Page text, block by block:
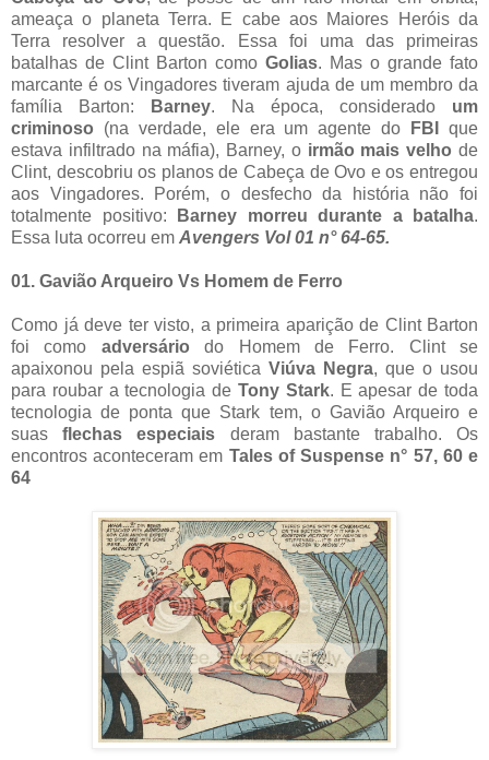
ameaça o planeta Terra. E cabe aos Maiores Heróis da
Terra resolver a questão. Essa foi uma das primeiras
batalhas de Clint Barton como Golias. Mas o grande fato
marcante é os Vingadores tiveram ajuda de um membro da
família Barton:
Barney. Na época, considerado um
criminoso (na verdade, ele era um agente do FBI
que
estava infiltrado na máfia), Barney, oirmão mais velho de
Clint, descobriu os planos de Cabeça de Ovo e os entregou
aos Vingadores. Porém, o desfecho da história não foi
totalmente positivo:
Barney morreu durante a batalha.
Essa luta ocorreu em Avengers Vol 01 n° 64-65.
01. Gavião Arqueiro Vs Homem de Ferro
Como já deve ter visto, a primeira aparição de Clint Barton
foi como adversáriodo Homem de Ferro. Clint se
apaixonou pela espiã soviética Viúva Negra, que o usou
para roubar a tecnologia de Tony Stark. E apesar de toda
tecnologia de ponta que Stark tem, o Gavião Arqueiro e
suasflechas especiais deram bastante trabalho. Os
encontros aconteceram em Tales of Suspense n° 57, 60 e
64